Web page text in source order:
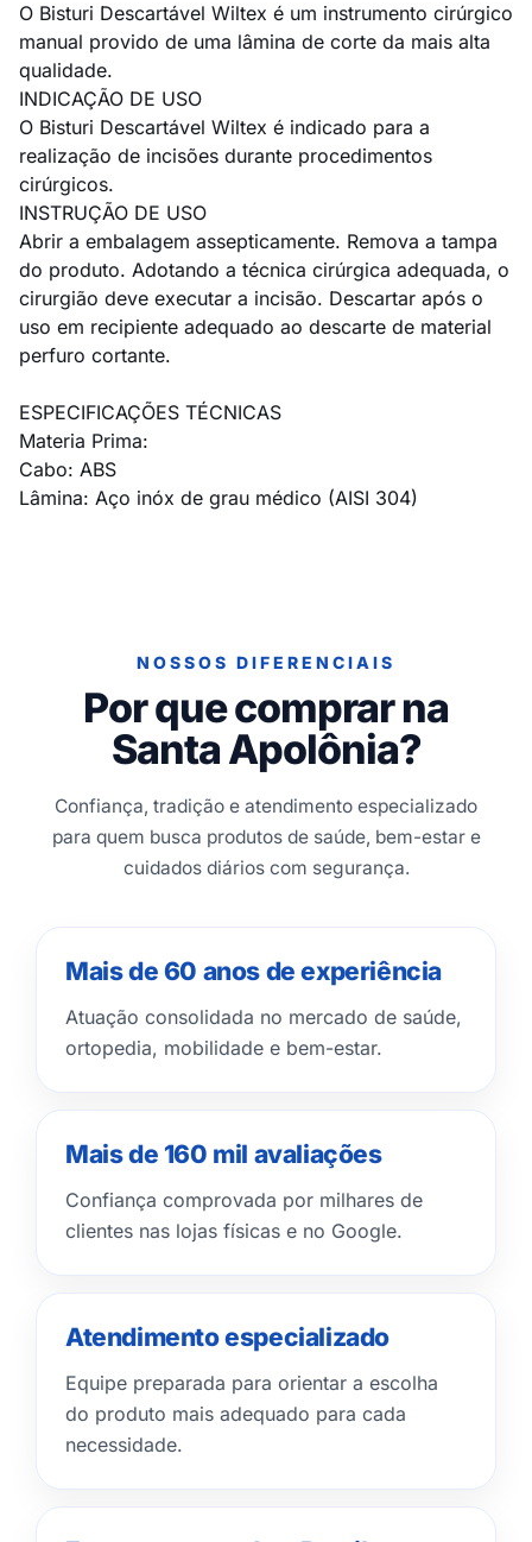
O Bisturi Descartável Wiltex é um instrumento cirúrgico
manual provido de uma lâmina de corte da mais alta
qualidade.
INDICAÇÃO DE USO
O Bisturi Descartável Wiltex é indicado para a
realização de incisões durante procedimentos
cirúrgicos.
INSTRUÇÃO DE USO
Abrir a embalagem assepticamente. Remova a tampa
do produto. Adotando a técnica cirúrgica adequada, o
cirurgião deve executar a incisão. Descartar após o
uso em recipiente adequado ao descarte de material
perfuro cortante.
ESPECIFICAÇÕES TÉCNICAS
Materia Prima:
Cabo: ABS
Lâmina: Aço inóx de grau médico (AISI 304)
NOSSOS DIFERENCIAIS
Por que comprar na
Santa Apolônia?
Confiança, tradição e atendimento especializado
para quem busca produtos de saúde, bem-estar e
cuidados diários com segurança.
Mais de 60 anos de experiência
Atuação consolidada no mercado de saúde,
ortopedia, mobilidade e bem-estar.
Mais de 160 mil avaliações
Confiança comprovada por milhares de
clientes nas lojas físicas e no Google.
Atendimento especializado
Equipe preparada para orientar a escolha
do produto mais adequado para cada
necessidade.